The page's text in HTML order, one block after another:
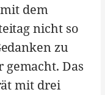
dem
nicht so
zu
Das
mit drei